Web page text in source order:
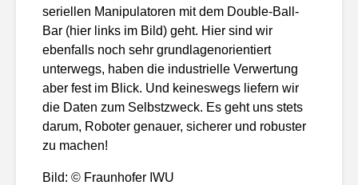
seriellen Manipulatoren mit dem Double-Ball-
Bar (hier links im Bild) geht. Hier sind wir
ebenfalls noch sehr grundlagenorientiert
unterwegs, haben die industrielle Verwertung
aber fest im Blick. Und keineswegs liefern wir
die Daten zum Selbstzweck. Es geht uns stets
darum, Roboter genauer, sicherer und robuster
zu machen!
Bild: © Fraunhofer IWU